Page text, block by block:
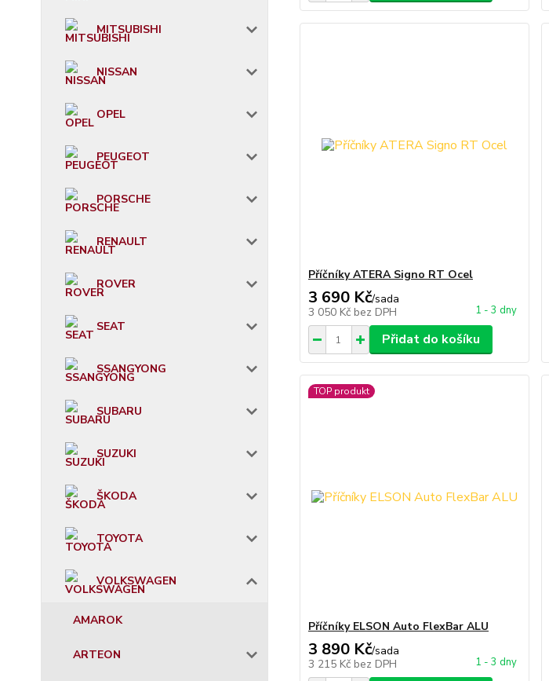
MITSUBISHI
NISSAN
OPEL
PEUGEOT
PORSCHE
RENAULT
ROVER
SEAT
SSANGYONG
SUBARU
SUZUKI
ŠKODA
TOYOTA
VOLKSWAGEN
AMAROK
ARTEON
Příčníky ATERA Signo RT Ocel
3 690 Kč/sada
3 050 Kč bez DPH 1 - 3 dny
Přidat do košíku
TOP produkt
Příčníky ELSON Auto FlexBar ALU
3 890 Kč/sada
3 215 Kč bez DPH 1 - 3 dny